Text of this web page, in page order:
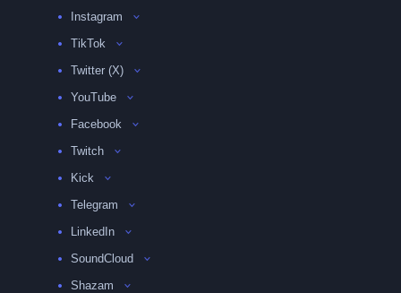
Instagram
TikTok
Twitter (X)
YouTube
Facebook
Twitch
Kick
Telegram
LinkedIn
SoundCloud
Shazam